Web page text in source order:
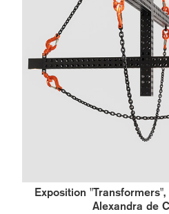
Exposition
Alexandra de